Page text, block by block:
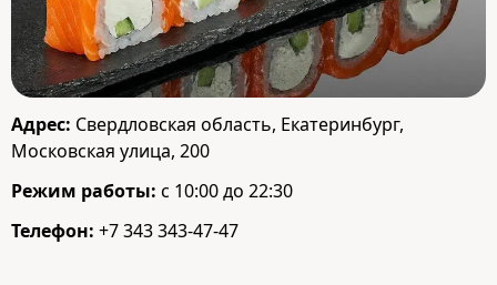
Адрес: Свердловская область, Екатеринбург,
Московская улица, 200
Режим работы: с 10:00 до 22:30
Телефон: +7 343 343-47-47